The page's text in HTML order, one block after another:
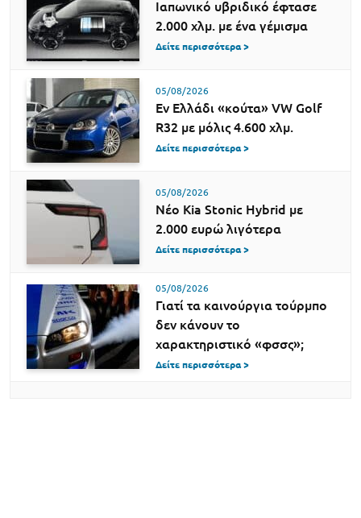
Ιαπωνικό υβριδικό έφτασε
2.000 χλμ. με ένα γέμισμα
Δείτε περισσότερα >
05/08/2026
Εν Ελλάδι «κούτα» VW Golf
R32 με μόλις 4.600 χλμ.
Δείτε περισσότερα >
05/08/2026
Νέο Kia Stonic Hybrid με
2.000 ευρώ λιγότερα
Δείτε περισσότερα >
05/08/2026
Γιατί τα καινούργια τούρμπο
δεν κάνουν το
χαρακτηριστικό «φσσς»;
Δείτε περισσότερα >